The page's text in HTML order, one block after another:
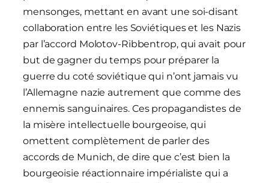
mensonges, mettant en avant une soi-disant
collaboration entre les Soviétiques et les Nazis
par l’accord Molotov-Ribbentrop, qui avait pour
but de gagner du temps pour préparer la
guerre du coté soviétique qui n’ont jamais vu
l’Allemagne nazie autrement que comme des
ennemis sanguinaires. Ces propagandistes de
la misère intellectuelle bourgeoise, qui
omettent complètement de parler des
accords de Munich, de dire que c’est bien la
bourgeoisie réactionnaire impérialiste qui a